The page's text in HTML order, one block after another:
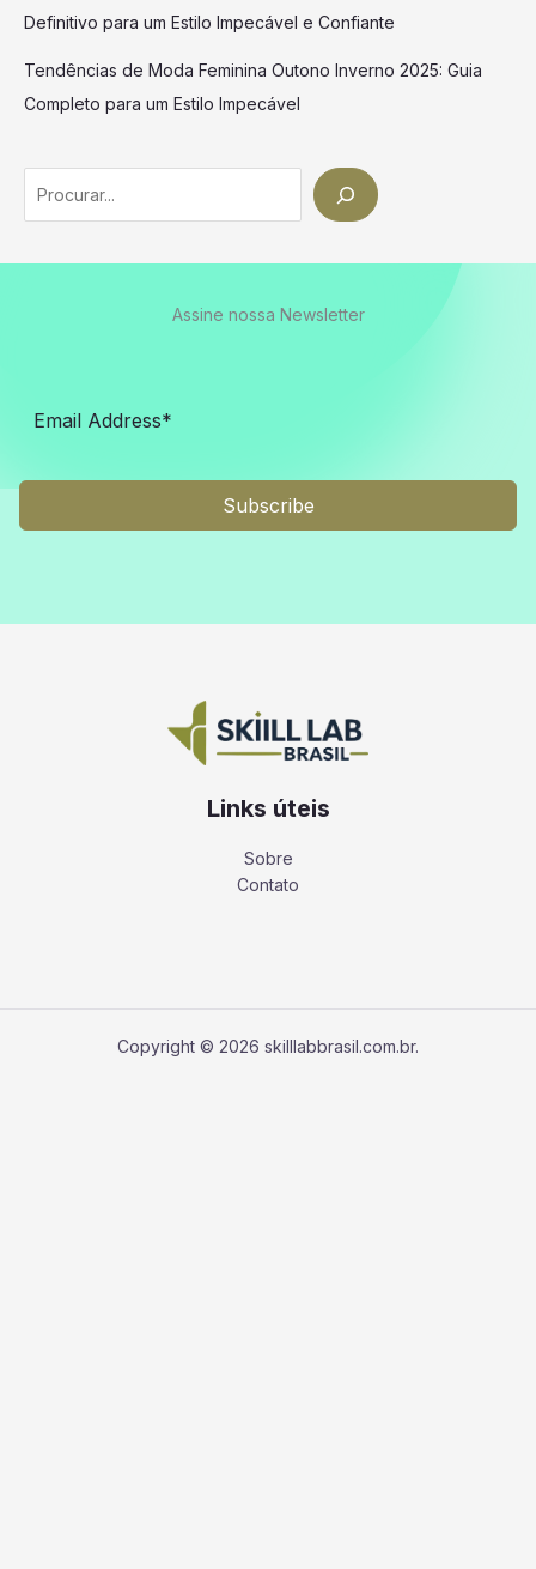
Definitivo para um Estilo Impecável e Confiante
Tendências de Moda Feminina Outono Inverno 2025: Guia
Completo para um Estilo Impecável
Assine nossa Newsletter
Subscribe
Links úteis
Sobre
Contato
Copyright © 2026 skilllabbrasil.com.br.